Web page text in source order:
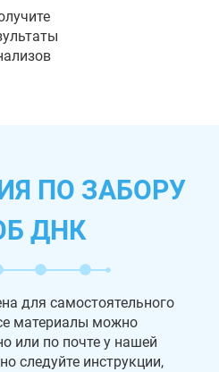
ПО ЗАБОРУ
ДНК
для самостоятельного
материалы можно
или по почте у нашей
следуйте инструкции,